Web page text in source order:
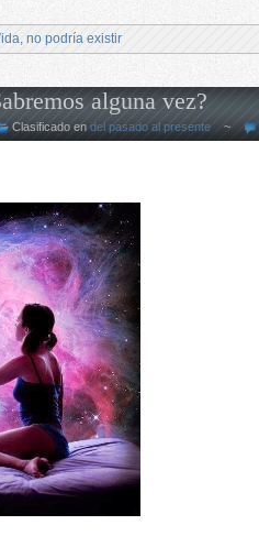
no podría existir
alguna vez?
Clasificado en del pasado al presente~